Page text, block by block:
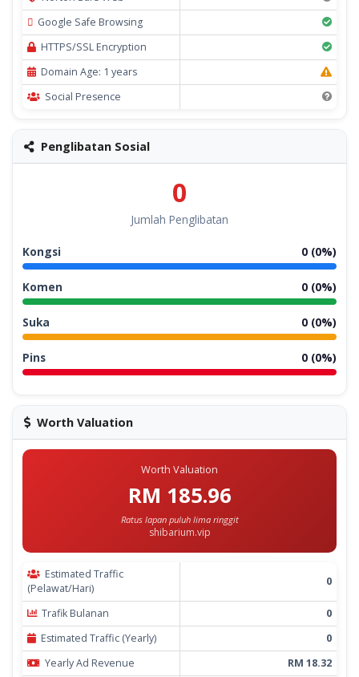
Google Safe Browsing
HTTPS/SSL Encryption
Domain Age: 1 years
Social Presence
Penglibatan Sosial
0
Jumlah Penglibatan
Kongsi 0 (0%)
Komen 0 (0%)
Suka 0 (0%)
Pins 0 (0%)
Worth Valuation
Worth Valuation
RM 185.96
Ratus lapan puluh lima ringgit
shibarium.vip
Estimated Traffic
(Pelawat/Hari)
0
Trafik Bulanan
0
Estimated Traffic (Yearly)
0
Yearly Ad Revenue
RM 18.32